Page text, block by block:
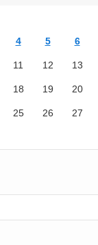
4 5 6
11 12 13
18 19 20
25 26 27